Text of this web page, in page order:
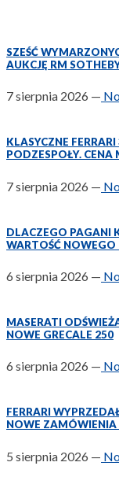
SZEŚĆ
AUKCJĘ RM
7 sierpnia 2026 —
KLASYCZNE
PODZESPOŁY. CENA
7 sierpnia 2026 —
DLACZEGO PAGANI
WARTOŚĆ NOWEGO
6 sierpnia 2026 —
MASERATI
NOWE GRECALE 250
6 sierpnia 2026 —
FERRARI
NOWE
5 sierpnia 2026 —